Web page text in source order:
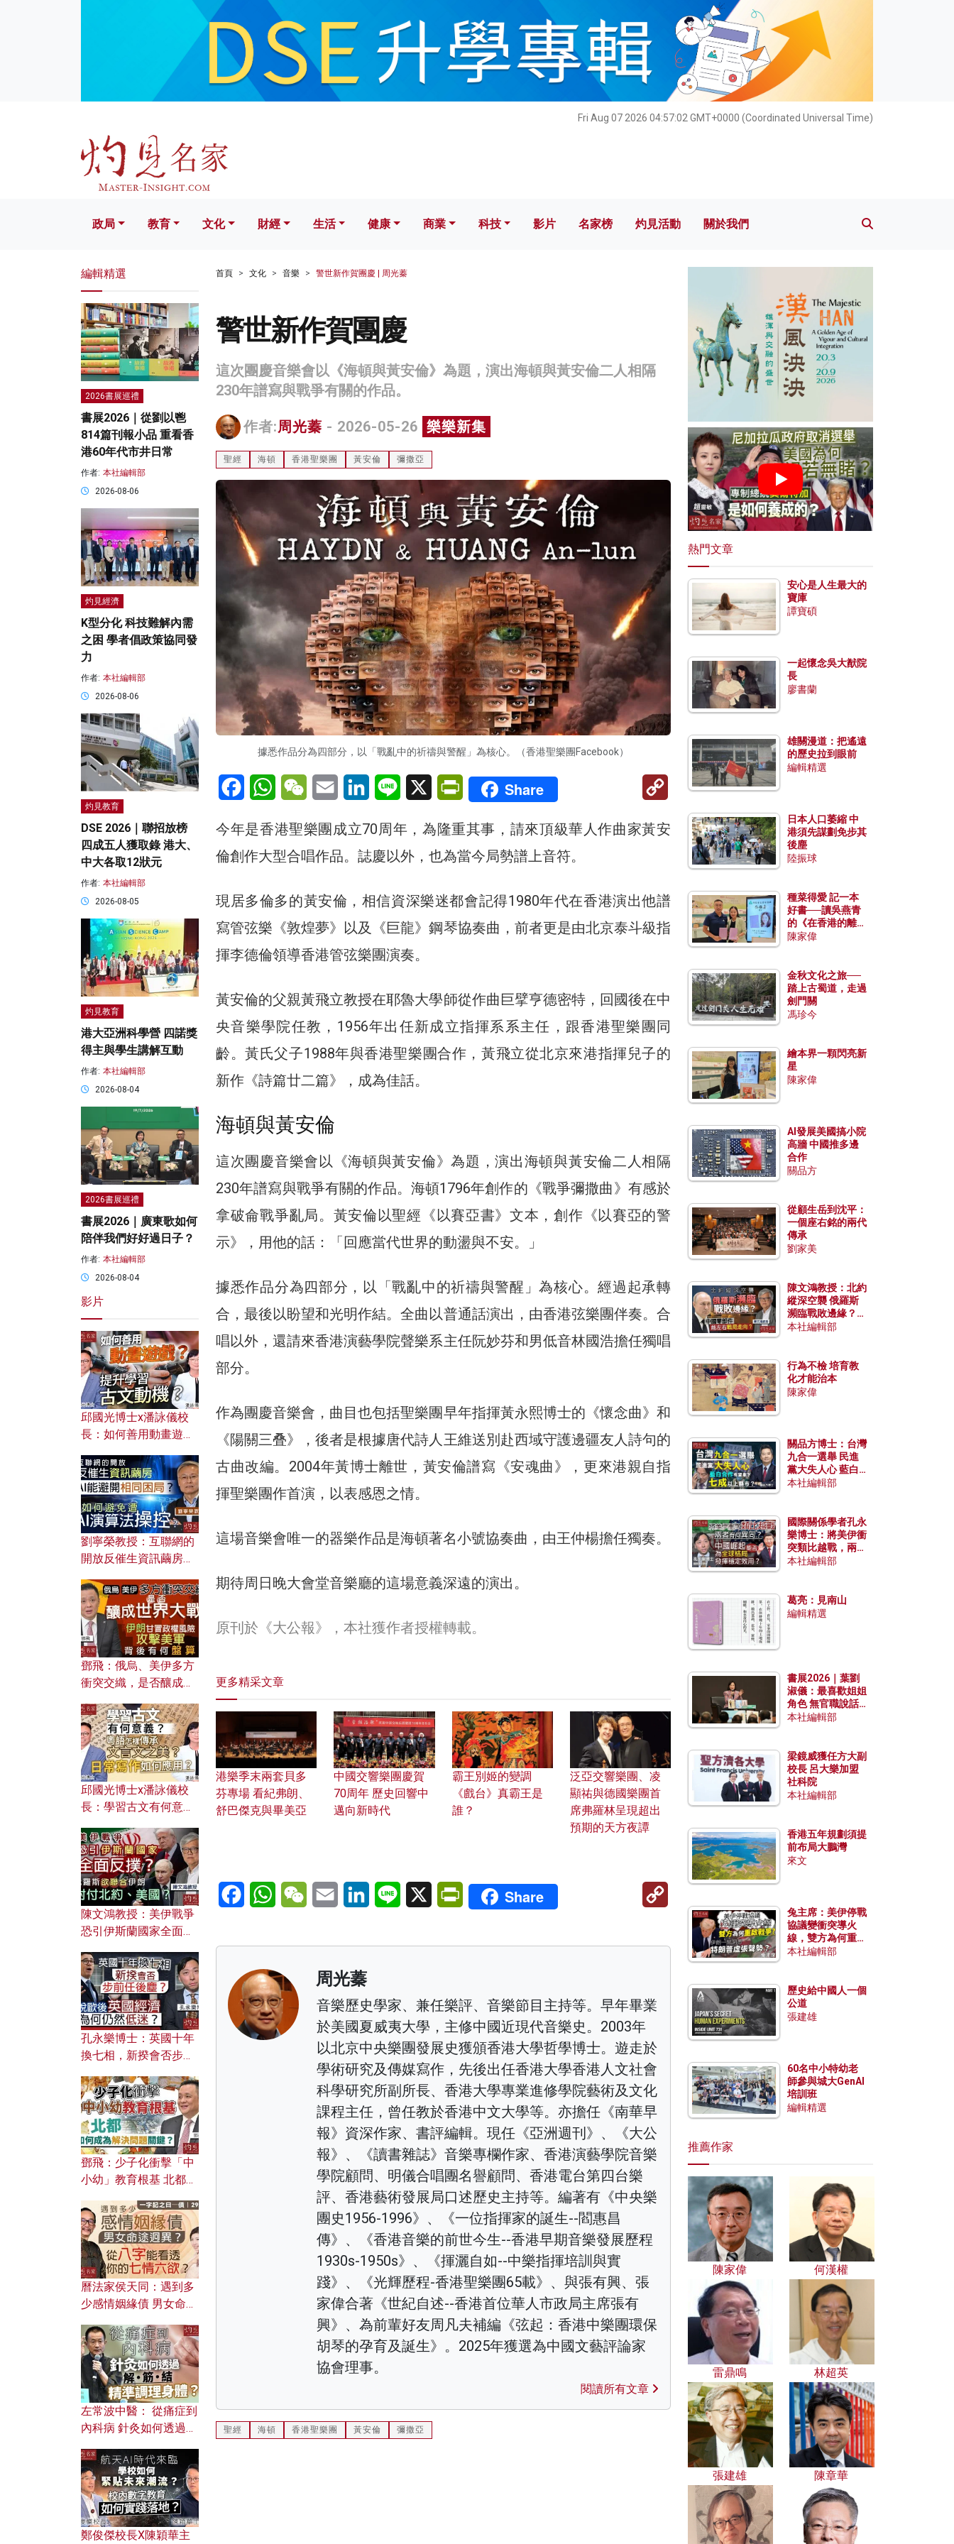
Fri Aug 07 2026 04:57:03 GMT+0000 (Coordinated Universal Time)
文化 財經 生活 健康 科技 影片 名家榜 灼見活動 關於我們
政局 教育 文化 財經 生活 健康 商業 科技 影片 名家榜 灼見活動 關於我們
首頁 文化 音樂 警世新作賀團慶 | 周光蓁
警世新作賀團慶
這次團慶音樂會以《海頓與黃安倫》為題，演出海頓與黃安倫二人相隔
230年譜寫與戰爭有關的作品。
作者:周光蓁 - 2026-05-26 樂樂新集
聖經 海頓 香港聖樂團 黃安倫 彌撒亞
據悉作品分為四部分，以「戰亂中的祈禱與警醒」為核心。（香港聖樂團Facebook）
FacebookWhatsAppWeChatEmail LinkedInLine X PrintFriendly
Share
Copy
Link
今年是香港聖樂團成立70周年，為隆重其事，請來頂級華人作曲家黃安
倫創作大型合唱作品。誌慶以外，也為當今局勢譜上音符。
現居多倫多的黃安倫，相信資深樂迷都會記得1980年代在香港演出他譜
寫管弦樂《敦煌夢》以及《巨龍》鋼琴協奏曲，前者更是由北京泰斗級指
揮李德倫領導香港管弦樂團演奏。
黃安倫的父親黃飛立教授在耶魯大學師從作曲巨擘亨德密特，回國後在中
央音樂學院任教，1956年出任新成立指揮系系主任，跟香港聖樂團同
齡。黃氏父子1988年與香港聖樂團合作，黃飛立從北京來港指揮兒子的
新作《詩篇廿二篇》，成為佳話。
海頓與黃安倫
這次團慶音樂會以《海頓與黃安倫》為題，演出海頓與黃安倫二人相隔
230年譜寫與戰爭有關的作品。海頓1796年創作的《戰爭彌撒曲》有感於
拿破侖戰爭亂局。黃安倫以聖經《以賽亞書》文本，創作《以賽亞的警
示》，用他的話：「回應當代世界的動盪與不安。」
據悉作品分為四部分，以「戰亂中的祈禱與警醒」為核心。經過起承轉
合，最後以盼望和光明作結。全曲以普通話演出，由香港弦樂團伴奏。合
唱以外，還請來香港演藝學院聲樂系主任阮妙芬和男低音林國浩擔任獨唱
部分。
作為團慶音樂會，曲目也包括聖樂團早年指揮黃永熙博士的《懷念曲》和
《陽關三叠》，後者是根據唐代詩人王維送別赴西域守護邊疆友人詩句的
古曲改編。2004年黃博士離世，黃安倫譜寫《安魂曲》，更來港親自指
揮聖樂團作首演，以表感恩之情。
這場音樂會唯一的器樂作品是海頓著名小號協奏曲，由王仲楊擔任獨奏。
期待周日晚大會堂音樂廳的這場意義深遠的演出。
原刊於《大公報》，本社獲作者授權轉載。
更多精采文章
港樂季末兩套貝多
芬專場 看紀弗朗、
舒巴傑克與畢美亞
中國交響樂團慶賀
70周年 歷史回響中
邁向新時代
霸王別姬的變調
《戲台》真霸王是
誰？
泛亞交響樂團、凌
顯祐與德國樂團首
席弗羅林呈現超出
預期的天方夜譚
FacebookWhatsAppWeChatEmail LinkedInLine X PrintFriendly
Share
Copy
周光蓁
音樂歷史學家、兼任樂評、音樂節目主持等。早年畢業
於美國夏威夷大學，主修中國近現代音樂史。2003年
以北京中央樂團發展史獲頒香港大學哲學博士。遊走於
學術研究及傳媒寫作，先後出任香港大學香港人文社會
科學研究所副所長、香港大學專業進修學院藝術及文化
課程主任，曾任教於香港中文大學等。亦擔任《南華早
報》資深作家、書評編輯。現任《亞洲週刊》、《大公
報》、《讀書雜誌》音樂專欄作家、香港演藝學院音樂
學院顧問、明儀合唱團名譽顧問、香港電台第四台樂
評、香港藝術發展局口述歷史主持等。編著有《中央樂
團史1956-1996》、《一位指揮家的誕生--閻惠昌
傳》、《香港音樂的前世今生--香港早期音樂發展歷程
1930s-1950s》、《揮灑自如--中樂指揮培訓與實
踐》、《光輝歷程-香港聖樂團65載》、與張有興、張
家偉合著《世紀自述--香港首位華人市政局主席張有
興》、為前輩好友周凡夫補編《弦起：香港中樂團環保
胡琴的孕育及誕生》。2025年獲選為中國文藝評論家
協會理事。
閱讀所有文章
聖經 海頓 香港聖樂團 黃安倫 彌撒亞
編輯精選
2026書展巡禮
書展2026｜從劉以鬯
814篇刊報小品 重看香
港60年代市井日常
作者: 本社編輯部
2026-08-06
灼見經濟
K型分化 科技難解內需
之困 學者倡政策協同發
力
作者: 本社編輯部
2026-08-06
灼見教育
DSE 2026｜聯招放榜
四成五人獲取錄 港大、
中大各取12狀元
作者: 本社編輯部
2026-08-05
灼見教育
港大亞洲科學營 四諾獎
得主與學生講解互動
作者: 本社編輯部
2026-08-04
2026書展巡禮
書展2026｜廣東歌如何
陪伴我們好好過日子？
作者: 本社編輯部
2026-08-04
影片
邱國光博士x潘詠儀校
長：如何善用動畫遊戲
劉寧榮教授：互聯網的
開放反催生資訊繭房，
何避免遭AI演算法操
控？
鄧飛：俄烏、美伊多方
衝突交織，是否釀成世
風險攻擊美軍，背後有
何盤算？
邱國光博士x潘詠儀校
長：學習古文有何意
文之美？ 日常寫作如何
應用？
陳文鴻教授：美伊戰爭
恐引伊斯蘭國家全面反
對付北約美國？
孔永樂博士：英國十年
換七相，新揆會否步前
濟為何仍然低迷？
鄧飛：少子化衝擊「中
小幼」教育根基 北都如
曆法家侯天同：遇到多
少感情姻緣債 男女命途
的七情六欲？
左常波中醫： 從痛症到
內科病 針灸如何透過解
鄭俊傑校長X陳穎華主
熱門文章
安心是人生最大的
寶庫
譚寶碩
一起懷念吳大猷院
長
廖書蘭
雄關漫道：把遙遠
的歷史拉到眼前
編輯精選
日本人口萎縮 中
港須先謀劃免步其
後塵
陸振球
種菜得愛 記一本
好書──讀吳燕青
的《在香港的離島
種菜》
陳家偉
金秋文化之旅──
踏上古蜀道，走過
劍門關
馮珍今
繪本界一顆閃亮新
星
陳家偉
AI發展美國搞小院
高牆 中國推多邊
合作
關品方
從顧生岳到沈平：
一個座右銘的兩代
傳承
劉家美
陳文鴻教授：北約
縱深空襲 俄羅斯
瀕臨戰敗邊緣？中
國零部件能左右戰
本社編輯部
行為不檢 培育教
化才能治本
陳家偉
關品方博士：台灣
九合一選舉 民進
黨大失人心 藍白
合作有望拿下七成
本社編輯部
國際關係學者孔永
樂博士：將美伊衝
突類比越戰，兩者
有何異同？中國崛
本社編輯部
葛亮：見南山
編輯精選
書展2026｜葉劉
淑儀：最喜歡姐姐
角色 無官職說話
包袱少
本社編輯部
梁鏡威獲任方大副
校長 呂大樂加盟
社科院
本社編輯部
香港五年規劃須提
前布局大鵬灣
來文
兔主席：美伊停戰
協議變衝突導火
線，雙方為何重啟
戰爭？伊朗一早洞
本社編輯部
歷史給中國人一個
公道
張建雄
60名中小特幼老
師參與城大GenAI
培訓班
編輯精選
推薦作家
陳家偉 何漢權
雷鼎鳴 林超英
張建雄 陳章華